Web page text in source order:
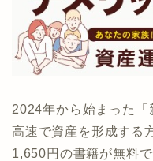
2024年から始まった
高速で資産を形成する
1,650円の書籍が無料で